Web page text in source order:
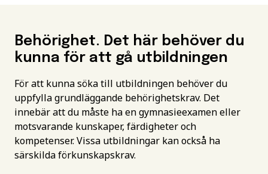
Behörighet. Det här behöver du
kunna för att gå utbildningen
För att kunna söka till utbildningen behöver du
uppfylla grundläggande behörighetskrav. Det
innebär att du måste ha en gymnasieexamen eller
motsvarande kunskaper, färdigheter och
kompetenser. Vissa utbildningar kan också ha
särskilda förkunskapskrav.